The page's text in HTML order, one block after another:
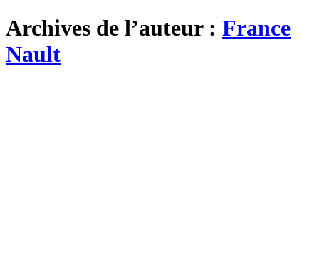
Archives de l’auteur : France
Nault